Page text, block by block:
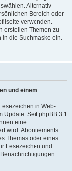
Alternativ
Bereich oder
verwenden.
erstellen Themen zu
in die Suchmaske ein.
und einem
in Web-
Update. Seit phpBB 3.1
eine
wird. Abonnements
Themas oder eines
Lesezeichen und